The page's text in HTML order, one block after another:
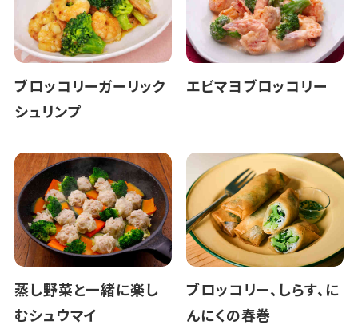
ブロッコリーガーリック
シュリンプ
エビマヨブロッコリー
蒸し野菜と一緒に楽し
むシュウマイ
ブロッコリー、しらす、に
んにくの春巻